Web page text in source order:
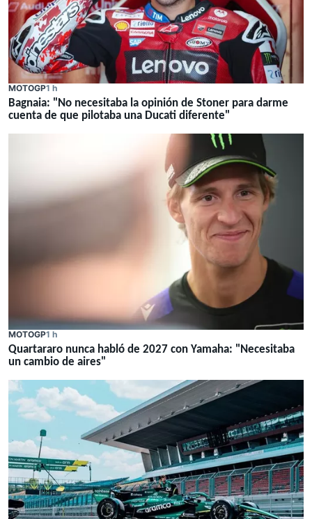
MOTOGP1 h
Bagnaia: "No necesitaba la opinión de Stoner para darme
cuenta de que pilotaba una Ducati diferente"
MOTOGP1 h
Quartararo nunca habló de 2027 con Yamaha: "Necesitaba
un cambio de aires"